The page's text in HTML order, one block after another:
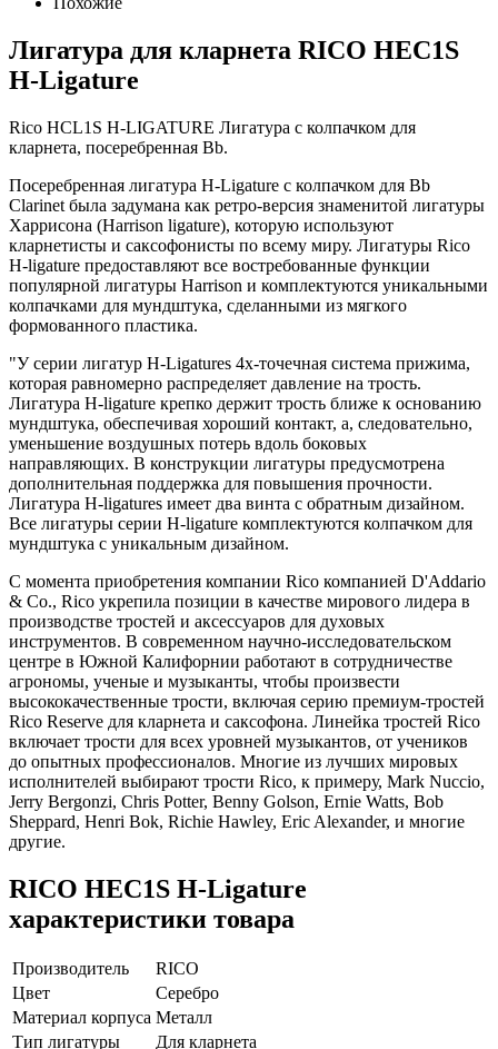
Лигатура для кларнета RICO HEC1S
H-Ligature
Rico HCL1S H-LIGATURE Лигатура с колпачком для
кларнета, посеребренная Bb.
Посеребренная лигатура H-Ligature с колпачком для Bb
Clarinet была задумана как ретро-версия знаменитой лигатуры
Харрисона (Harrison ligature), которую используют
кларнетисты и саксофонисты по всему миру. Лигатуры Rico
H-ligature предоставляют все востребованные функции
популярной лигатуры Harrison и комплектуются уникальными
колпачками для мундштука, сделанными из мягкого
формованного пластика.
"У серии лигатур H-Ligatures 4х-точечная система прижима,
которая равномерно распределяет давление на трость.
Лигатура H-ligature крепко держит трость ближе к основанию
мундштука, обеспечивая хороший контакт, а, следовательно,
уменьшение воздушных потерь вдоль боковых
направляющих. В конструкции лигатуры предусмотрена
дополнительная поддержка для повышения прочности.
Лигатура H-ligatures имеет два винта с обратным дизайном.
Все лигатуры серии H-ligature комплектуются колпачком для
мундштука с уникальным дизайном.
С момента приобретения компании Rico компанией D'Addario
& Co., Rico укрепила позиции в качестве мирового лидера в
производстве тростей и аксессуаров для духовых
инструментов. В современном научно-исследовательском
центре в Южной Калифорнии работают в сотрудничестве
агрономы, ученые и музыканты, чтобы произвести
высококачественные трости, включая серию премиум-тростей
Rico Reserve для кларнета и саксофона. Линейка тростей Rico
включает трости для всех уровней музыкантов, от учеников
до опытных профессионалов. Многие из лучших мировых
исполнителей выбирают трости Rico, к примеру, Mark Nuccio,
Jerry Bergonzi, Chris Potter, Benny Golson, Ernie Watts, Bob
Sheppard, Henri Bok, Richie Hawley, Eric Alexander, и многие
другие.
RICO HEC1S H-Ligature
характеристики товара
Производитель
RICO
Цвет
Серебро
Материал корпуса Металл
Тип лигатуры
Для кларнета